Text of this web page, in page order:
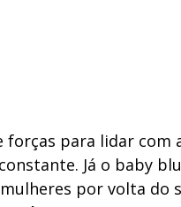
forças para lidar
Já o baby
por volta do